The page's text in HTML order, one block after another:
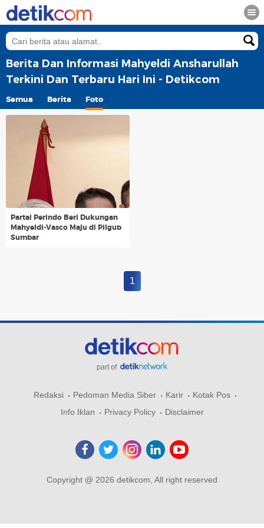
Berita Dan Informasi Mahyeldi Ansharullah
Terkini Dan Terbaru Hari Ini - Detikcom
Semua Berita Foto
Partai Perindo Beri Dukungan
Mahyeldi-Vasco Maju di Pilgub
Sumbar
1
part of
Redaksi Pedoman Media Siber Karir
Kotak Pos
Info Iklan
Privacy Policy Disclaimer
Copyright @ 2026 detikcom, All right reserved